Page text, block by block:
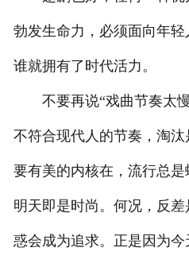
勃发生命力，必须面向年轻
谁就拥有了时代活力。
不要再说“戏曲节奏太慢
不符合现代人的节奏，淘
要有美的内核在，流行总是
明天即是时尚。何况，反
惑会成为追求。正是因为